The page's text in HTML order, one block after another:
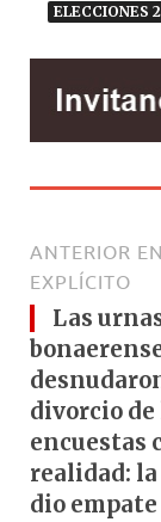
ELECCIONES
ANTERIOR EN
EXPLÍCITO
Las
divorcio de
encuestas
realidad:
dio empate